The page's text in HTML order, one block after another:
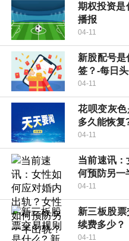
期权投资是
播报
04-11
新股配号
签？-每日
04-11
花呗变灰
多久能恢复
04-11
当前速讯
何预防另一
04-11
新三板股
续费多少？
04-11